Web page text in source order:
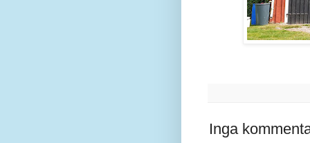
Inga